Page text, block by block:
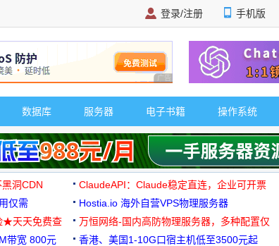
登录/注册 手机版
广告 商业广告，理性选择
数据库 服务器 电子书籍 操作系统
洞CDN ClaudeAPI：Claude稳定直连，企业可开票
仅需
Hostia.io 海外自营VPS物理服务器
★天天免费查
万恒网络-国内高防物理服务器，多种配置仅
99元/月起
带宽 800元 香港、美国1-10G口宿主机低至3500元起